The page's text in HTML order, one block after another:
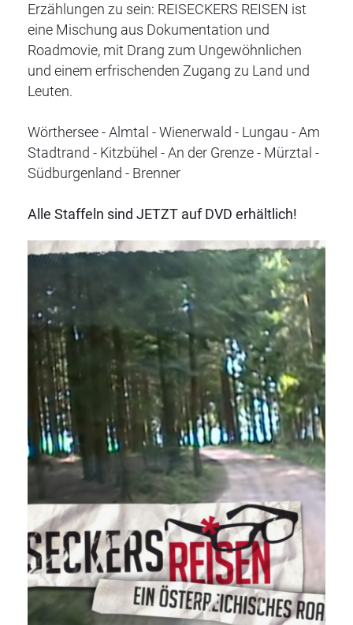
Erzählungen zu sein: REISECKERS REISEN ist
eine Mischung aus Dokumentation und
Roadmovie, mit Drang zum Ungewöhnlichen
und einem erfrischenden Zugang zu Land und
Leuten.
Wörthersee - Almtal - Wienerwald - Lungau - Am
Stadtrand - Kitzbühel - An der Grenze - Mürztal -
Südburgenland - Brenner
Alle Staffeln sind JETZT auf DVD erhältlich!